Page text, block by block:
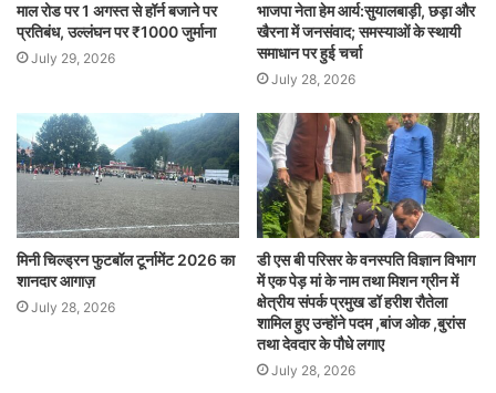
माल रोड पर 1 अगस्त से हॉर्न बजाने पर
प्रतिबंध, उल्लंघन पर ₹1000 जुर्माना
July 29, 2026
भाजपा नेता हेम आर्य:सुयालबाड़ी, छड़ा और
खैरना में जनसंवाद; समस्याओं के स्थायी
समाधान पर हुई चर्चा
July 28, 2026
मिनी चिल्ड्रन फुटबॉल टूर्नामेंट 2026 का
शानदार आगाज़
July 28, 2026
डी एस बी परिसर के वनस्पति विज्ञान विभाग
में एक पेड़ मां के नाम तथा मिशन ग्रीन में
क्षेत्रीय संपर्क प्रमुख डॉ हरीश रौतेला
शामिल हुए उन्होंने पदम ,बांज ओक ,बुरांस
तथा देवदार के पौधे लगाए
July 28, 2026